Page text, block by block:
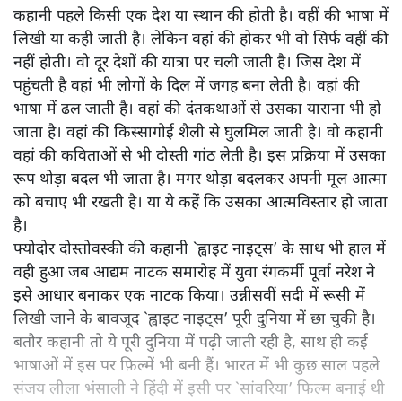
कहानी पहले किसी एक देश या स्थान की होती है। वहीं की भाषा में
लिखी या कही जाती है। लेकिन वहां की होकर भी वो सिर्फ वहीं की
नहीं होती। वो दूर देशों की यात्रा पर चली जाती है। जिस देश में
पहुंचती है वहां भी लोगों के दिल में जगह बना लेती है। वहां की
भाषा में ढल जाती है। वहां की दंतकथाओं से उसका याराना भी हो
जाता है। वहां की किस्सागोई शैली से घुलमिल जाती है। वो कहानी
वहां की कविताओं से भी दोस्ती गांठ लेती है। इस प्रक्रिया में उसका
रूप थोड़ा बदल भी जाता है। मगर थोड़ा बदलकर अपनी मूल आत्मा
को बचाए भी रखती है। या ये कहें कि उसका आत्मविस्तार हो जाता
है।
फ्योदोर दोस्तोवस्की की कहानी `ह्वाइट नाइट्स’ के साथ भी हाल में
वही हुआ जब आद्यम नाटक समारोह में युवा रंगकर्मी पूर्वा नरेश ने
इसे आधार बनाकर एक नाटक किया। उन्नीसवीं सदी में रूसी में
लिखी जाने के बावजूद `ह्वाइट नाइट्स’ पूरी दुनिया में छा चुकी है।
बतौर कहानी तो ये पूरी दुनिया में पढ़ी जाती रही है, साथ ही कई
भाषाओं में इस पर फ़िल्में भी बनी हैं। भारत में भी कुछ साल पहले
संजय लीला भंसाली ने हिंदी में इसी पर `सांवरिया’ फिल्म बनाई थी